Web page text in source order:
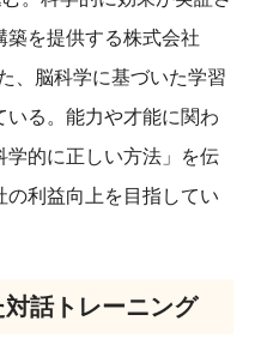
築を提供する株式会社
、
脳科学に基づいた学習
る。 能力や才能に関わ
学的に正しい方法」を伝
利益向上を目指してい
話トレーニング